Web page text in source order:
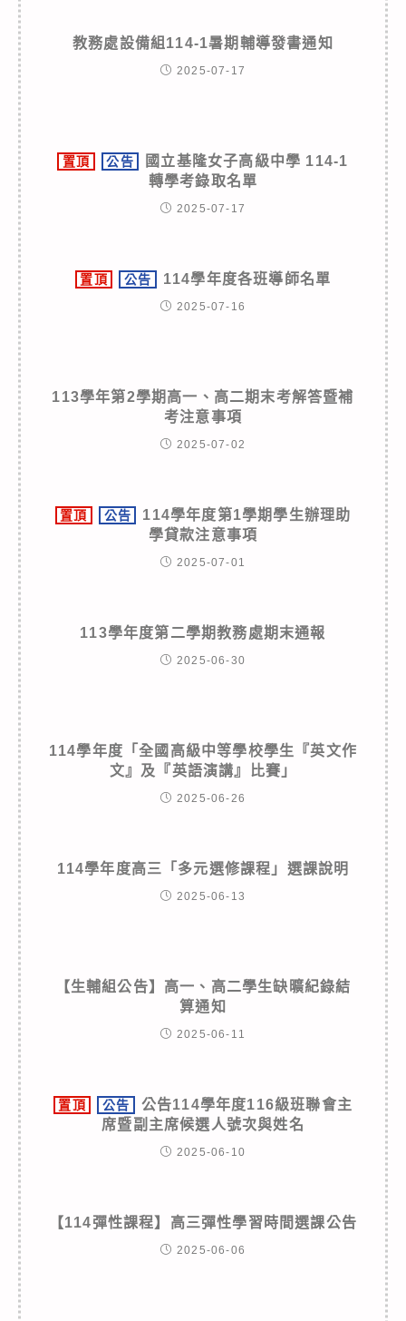
教務處設備組114-1暑期輔導發書通知
2025-07-17
置頂 公告
國立基隆女子高級中學 114-1
轉學考錄取名單
2025-07-17
置頂 公告 114學年度各班導師名單
2025-07-16
113學年第2學期高一、高二期末考解答暨補
考注意事項
2025-07-02
置頂 公告
114學年度第1學期學生辦理助
學貸款注意事項
2025-07-01
113學年度第二學期教務處期末通報
2025-06-30
114學年度「全國高級中等學校學生『英文作
文』及『英語演講』比賽」
2025-06-26
114學年度高三「多元選修課程」選課說明
2025-06-13
【生輔組公告】高一、高二學生缺曠紀錄結
算通知
2025-06-11
置頂 公告
公告114學年度116級班聯會主
席暨副主席候選人號次與姓名
2025-06-10
【114彈性課程】高三彈性學習時間選課公告
2025-06-06